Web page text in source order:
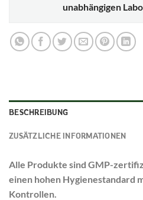
unabhängigen
BESCHREIBUNG
ZUSÄTZLICHE INFORMATIONEN
Alle Produkte sind GMP-
einen hohen Hygienestandard
Kontrollen.